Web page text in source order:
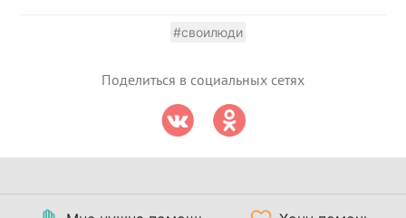
#своилюди
Поделиться в социальных сетях